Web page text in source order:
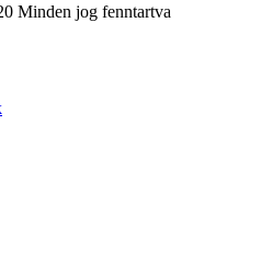
Minden jog fenntartva